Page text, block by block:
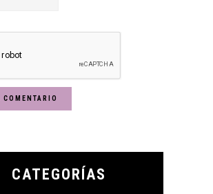
CATEGORÍAS